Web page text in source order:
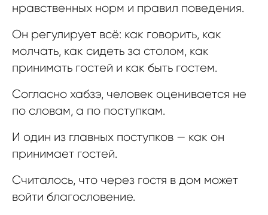
нравственных норм и правил поведения.
Он регулирует всё: как говорить, как
молчать, как сидеть за столом, как
принимать гостей и как быть гостем.
Согласно хабзэ, человек оценивается не
по словам, а по поступкам.
И один из главных поступков — как он
принимает гостей.
Считалось, что через гостя в дом может
войти благословение.